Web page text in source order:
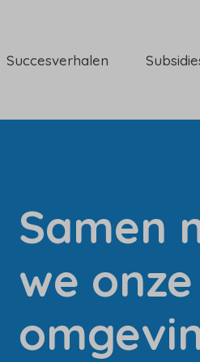
Succesverhalen
Samen
we onze